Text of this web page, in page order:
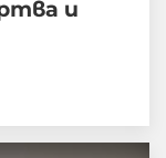
и